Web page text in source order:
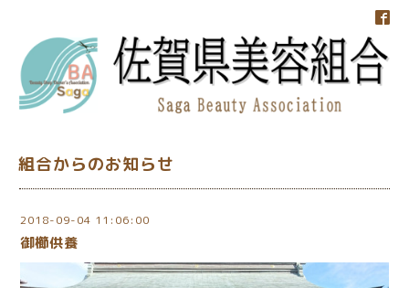
組合からのお知らせ
2018-09-04 11:06:00
御櫛供養